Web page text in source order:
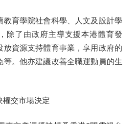
育學院社會科學、人文及設計學
除了由政府主導支援本港體育發
放資源支持體育事業，享用政府的
等。他亦建議改善全職運動員的生
交市場決定